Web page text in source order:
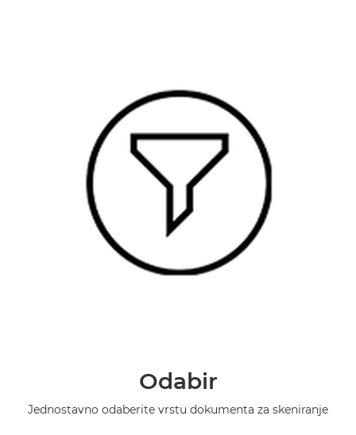
Odabir
Jednostavno odaberite vrstu dokumenta za skeniranje